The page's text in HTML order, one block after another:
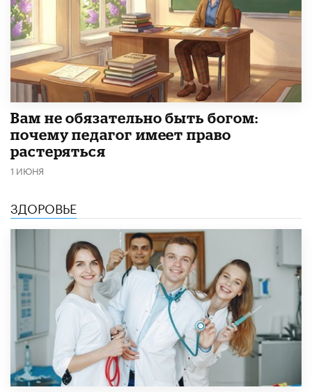
​Вам не обязательно быть богом:
почему педагог имеет право
растеряться
1 ИЮНЯ
ЗДОРОВЬЕ